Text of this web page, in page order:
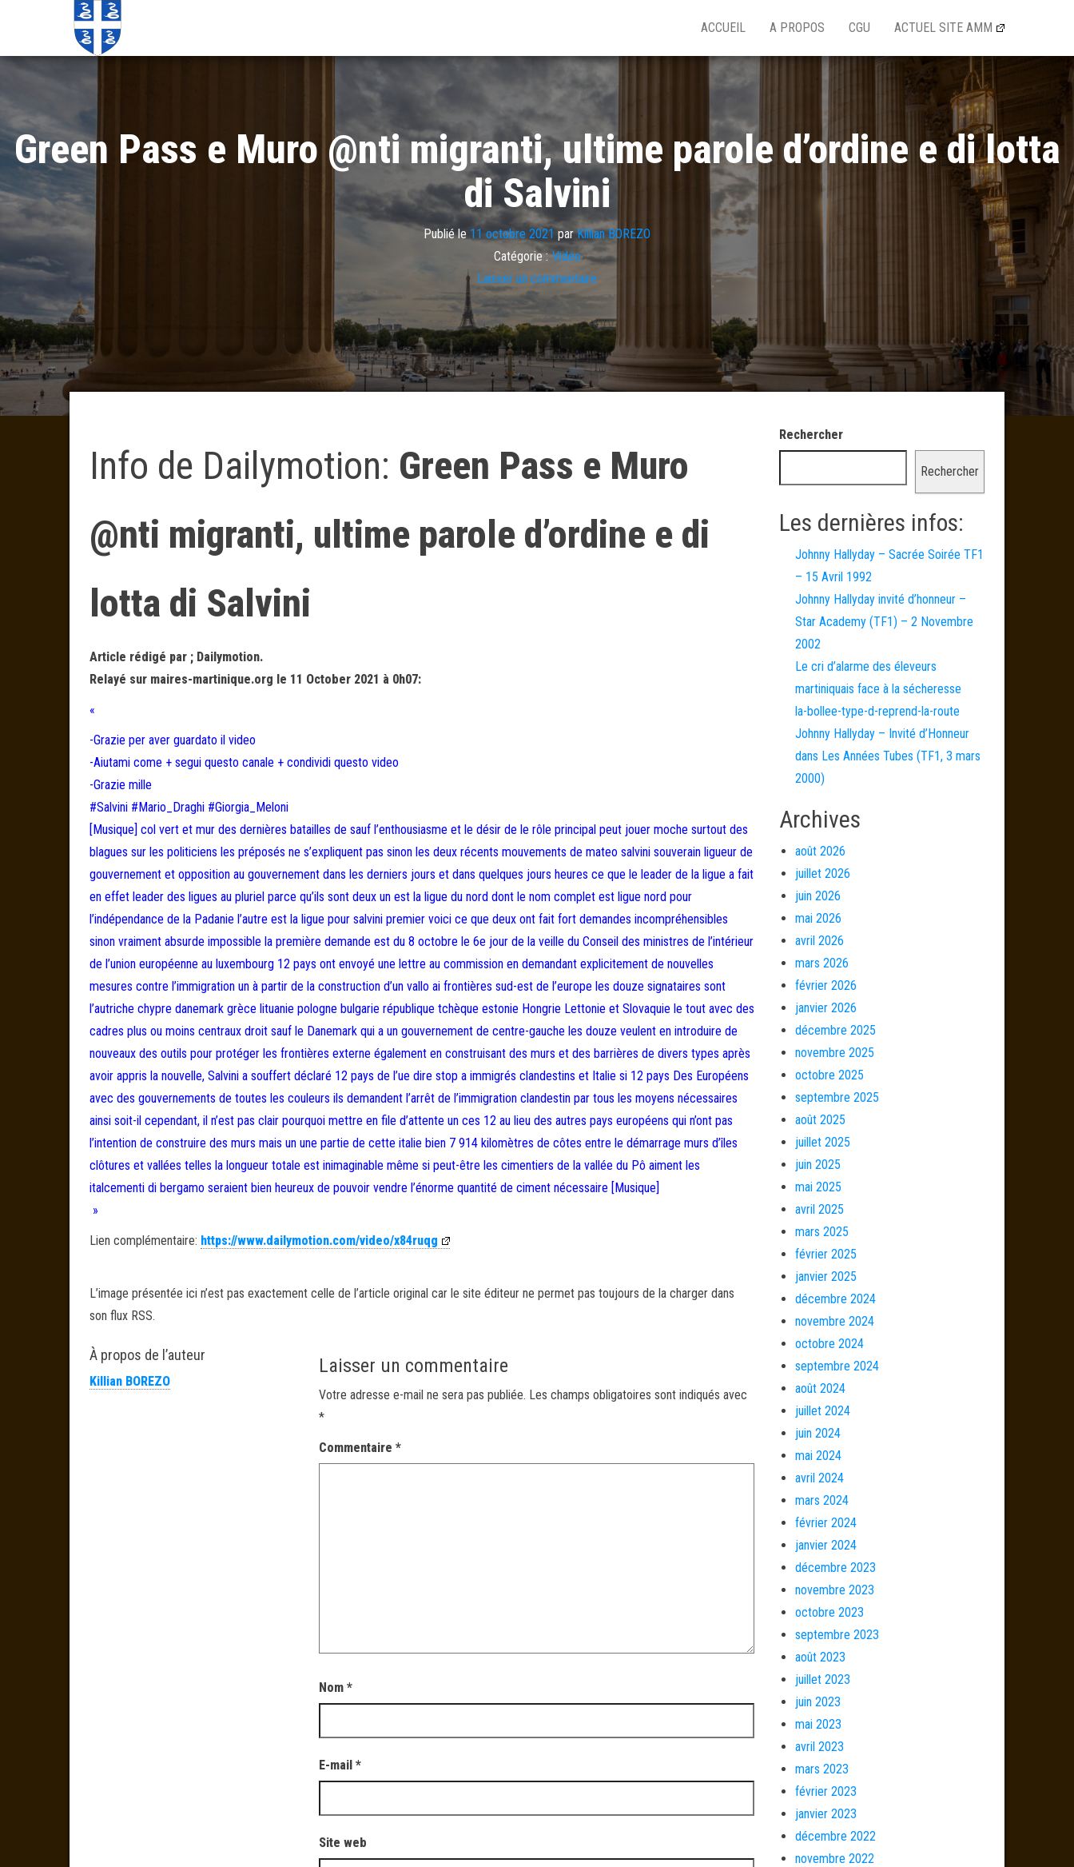
ACCUEIL A PROPOS CGU ACTUEL SITE AMM
Green Pass e Muro @nti migranti, ultime parole d’ordine e di lotta
di Salvini
Publié le 11 octobre 2021 parKillian BOREZO
Catégorie : Video
Laisser un commentaire
Info de Dailymotion: Green Pass e Muro
@nti migranti, ultime parole d’ordine e di
lotta di Salvini
Article rédigé par ; Dailymotion.
Relayé sur maires-martinique.org le 11 October 2021 à 0h07:
«
-Grazie per aver guardato il video
-Aiutami come + segui questo canale + condividi questo video
-Grazie mille
#Salvini #Mario_Draghi #Giorgia_Meloni
[Musique] col vert et mur des dernières batailles de sauf l’enthousiasme et le désir de le rôle principal peut jouer moche surtout des
blagues sur les politiciens les préposés ne s’expliquent pas sinon les deux récents mouvements de mateo salvini souverain ligueur de
gouvernement et opposition au gouvernement dans les derniers jours et dans quelques jours heures ce que le leader de la ligue a fait
en effet leader des ligues au pluriel parce qu’ils sont deux un est la ligue du nord dont le nom complet est ligue nord pour
l’indépendance de la Padanie l’autre est la ligue pour salvini premier voici ce que deux ont fait fort demandes incompréhensibles
sinon vraiment absurde impossible la première demande est du 8 octobre le 6e jour de la veille du Conseil des ministres de l’intérieur
de l’union européenne au luxembourg 12 pays ont envoyé une lettre au commission en demandant explicitement de nouvelles
mesures contre l’immigration un à partir de la construction d’un vallo ai frontières sud-est de l’europe les douze signataires sont
l’autriche chypre danemark grèce lituanie pologne bulgarie république tchèque estonie Hongrie Lettonie et Slovaquie le tout avec des
cadres plus ou moins centraux droit sauf le Danemark qui a un gouvernement de centre-gauche les douze veulent en introduire de
nouveaux des outils pour protéger les frontières externe également en construisant des murs et des barrières de divers types après
avoir appris la nouvelle, Salvini a souffert déclaré 12 pays de l’ue dire stop a immigrés clandestins et Italie si 12 pays Des Européens
avec des gouvernements de toutes les couleurs ils demandent l’arrêt de l’immigration clandestin par tous les moyens nécessaires
ainsi soit-il cependant, il n’est pas clair pourquoi mettre en file d’attente un ces 12 au lieu des autres pays européens qui n’ont pas
l’intention de construire des murs mais un une partie de cette italie bien 7 914 kilomètres de côtes entre le démarrage murs d’îles
clôtures et vallées telles la longueur totale est inimaginable même si peut-être les cimentiers de la vallée du Pô aiment les
italcementi di bergamo seraient bien heureux de pouvoir vendre l’énorme quantité de ciment nécessaire [Musique]
»
Lien complémentaire: https://www.dailymotion.com/video/x84ruqg
L’image présentée ici n’est pas exactement celle de l’article original car le site éditeur ne permet pas toujours de la charger dans
son flux RSS.
À propos de l’auteur
Killian BOREZO
Laisser un commentaire
Votre adresse e-mail ne sera pas publiée. Les champs obligatoires sont indiqués avec
*
Commentaire*
Nom*
E-mail*
Site web
Rechercher
Rechercher
Les dernières infos:
Johnny Hallyday – Sacrée Soirée TF1
– 15 Avril 1992
Johnny Hallyday invité d’honneur –
Star Academy (TF1) – 2 Novembre
2002
Le cri d’alarme des éleveurs
martiniquais face à la sécheresse
la-bollee-type-d-reprend-la-route
Johnny Hallyday – Invité d’Honneur
dans Les Années Tubes (TF1, 3 mars
2000)
Archives
août 2026
juillet 2026
juin 2026
mai 2026
avril 2026
mars 2026
février 2026
janvier 2026
décembre 2025
novembre 2025
octobre 2025
septembre 2025
août 2025
juillet 2025
juin 2025
mai 2025
avril 2025
mars 2025
février 2025
janvier 2025
décembre 2024
novembre 2024
octobre 2024
septembre 2024
août 2024
juillet 2024
juin 2024
mai 2024
avril 2024
mars 2024
février 2024
janvier 2024
décembre 2023
novembre 2023
octobre 2023
septembre 2023
août 2023
juillet 2023
juin 2023
mai 2023
avril 2023
mars 2023
février 2023
janvier 2023
décembre 2022
novembre 2022